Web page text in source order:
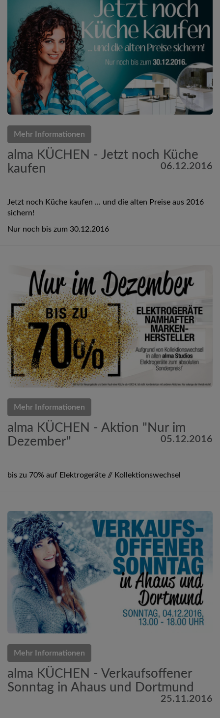
Mehr Informationen
alma KÜCHEN - Jetzt noch Küche
kaufen
06.12.2016
Jetzt noch Küche kaufen ... und die alten Preise aus 2016
sichern!
Nur noch bis zum 30.12.2016
Mehr Informationen
alma KÜCHEN - Aktion "Nur im
Dezember"
05.12.2016
bis zu 70% auf Elektrogeräte // Kollektionswechsel
Mehr Informationen
alma KÜCHEN - Verkaufsoffener
Sonntag in Ahaus und Dortmund
25.11.2016